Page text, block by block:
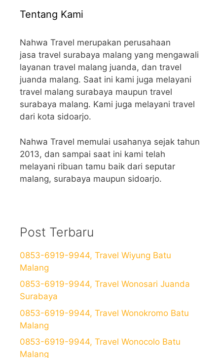
Tentang Kami
Nahwa Travel merupakan perusahaan
jasa travel surabaya malang yang mengawali
layanan travel malang juanda, dan travel
juanda malang. Saat ini kami juga melayani
travel malang surabaya maupun travel
surabaya malang. Kami juga melayani travel
dari kota sidoarjo.
Nahwa Travel memulai usahanya sejak tahun
2013, dan sampai saat ini kami telah
melayani ribuan tamu baik dari seputar
malang, surabaya maupun sidoarjo.
Post Terbaru
0853-6919-9944, Travel Wiyung Batu
Malang
0853-6919-9944, Travel Wonosari Juanda
Surabaya
0853-6919-9944, Travel Wonokromo Batu
Malang
0853-6919-9944, Travel Wonocolo Batu
Malang